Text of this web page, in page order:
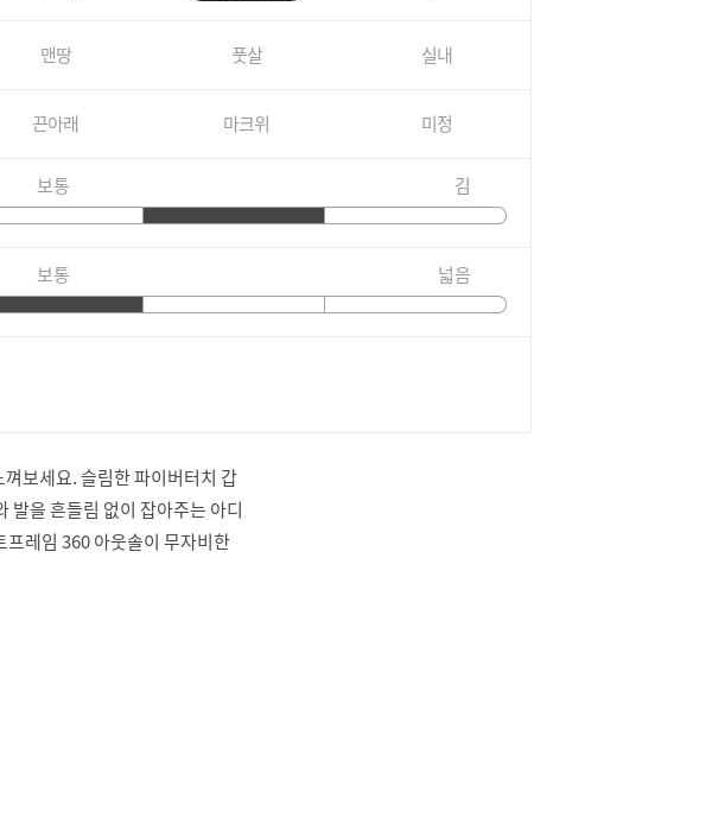
맨땅 풋살 실내
끈아래 마크위 미정
보통 김
보통 넓음
보세요. 슬림한 파이버터치 갑
발을 흔들림 없이 잡아주는 아디
프레임 360 아웃솔이 무자비한